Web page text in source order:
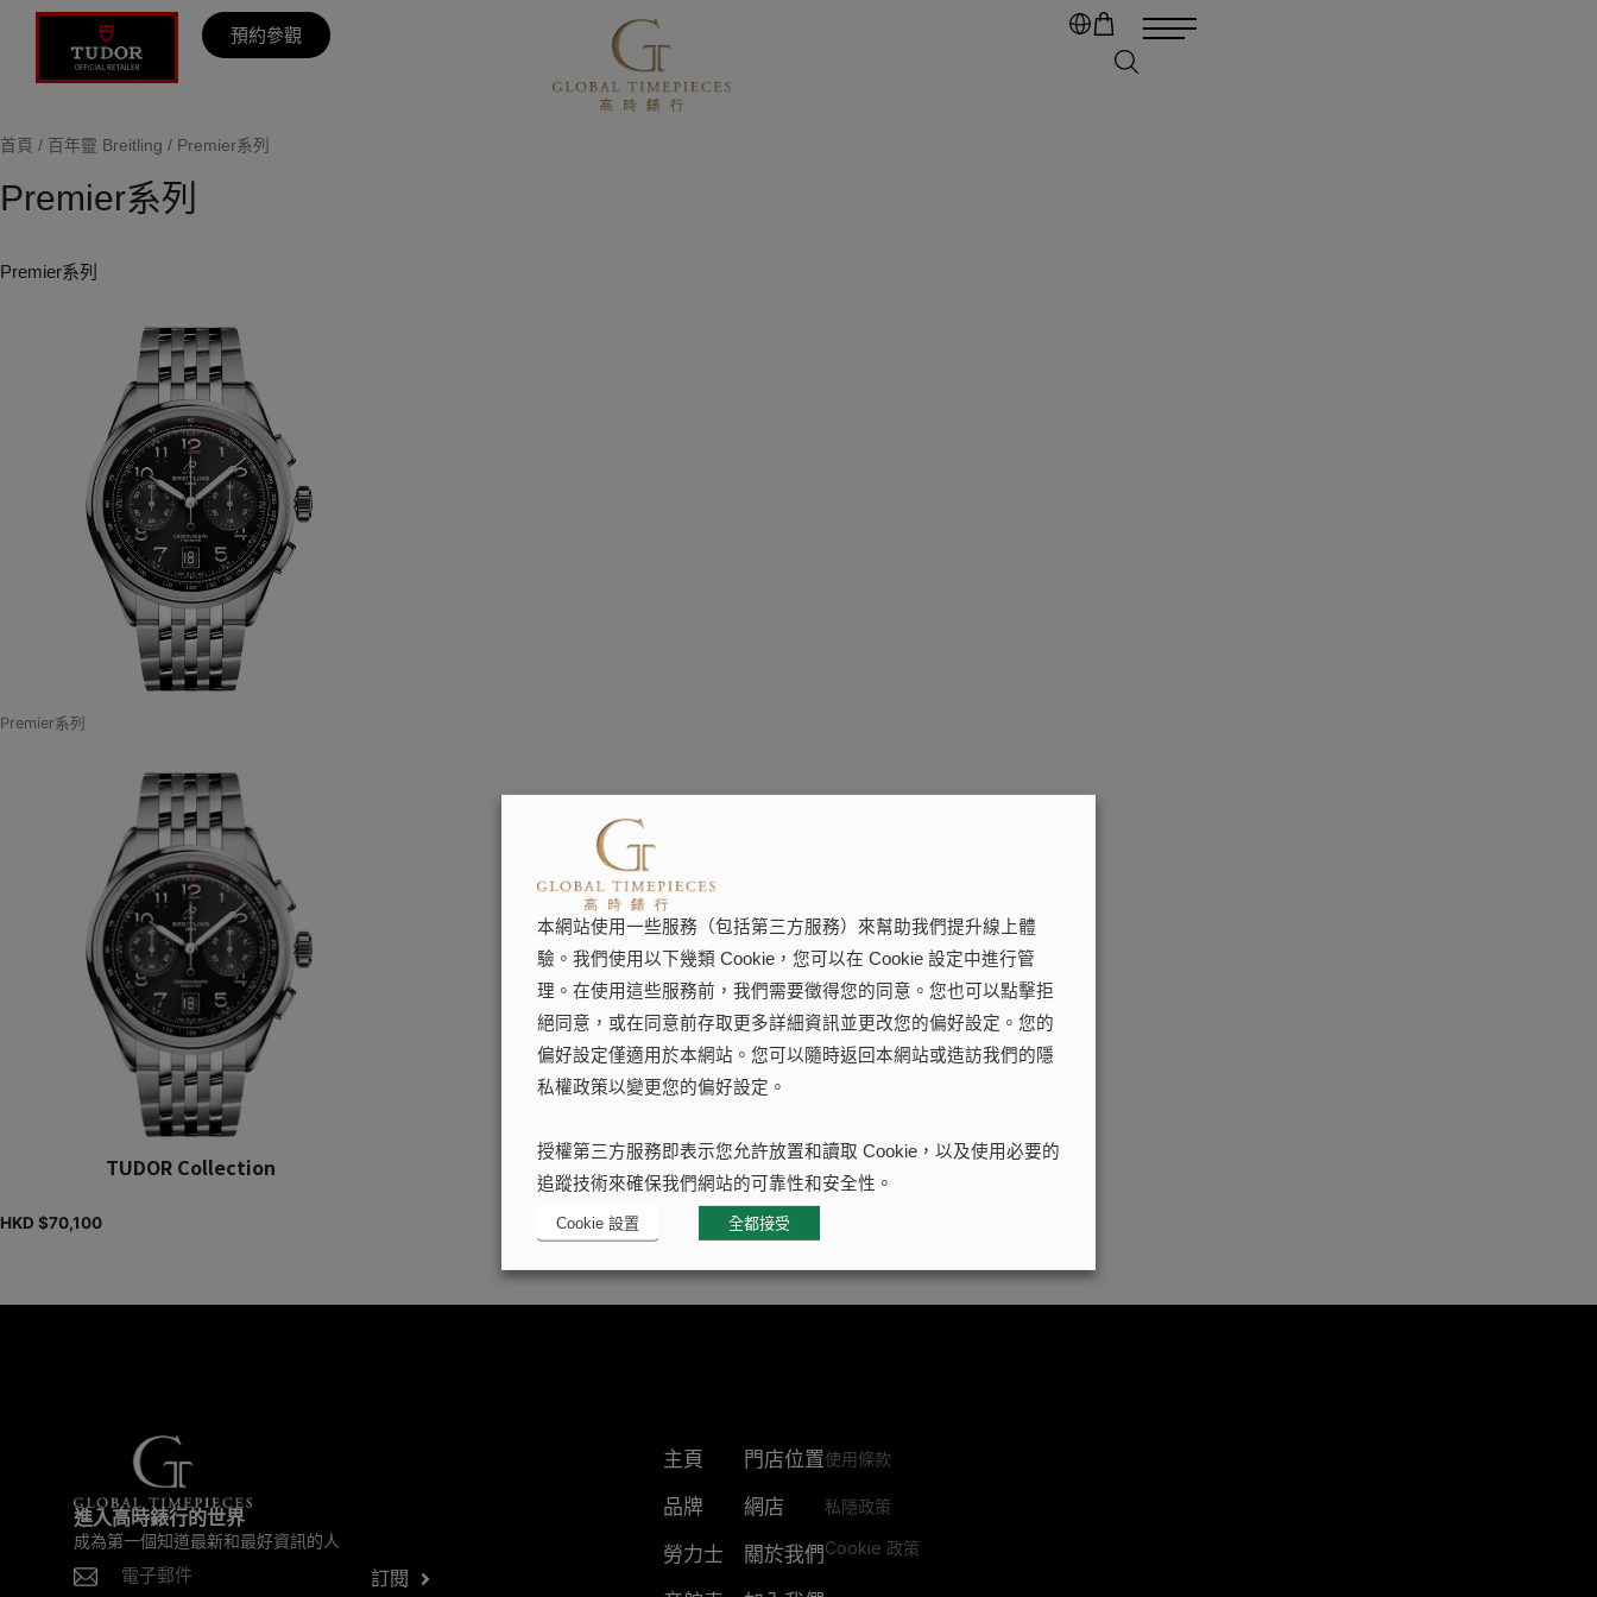
預約參觀
首頁 / 百年靈 Breitling / Premier系列
Premier系列
Premier系列
Premier系列
TUDOR Collection
HKD $70,100
進入高時錶行的世界
成為第一個知道最新和最好資訊的人
訂閱
主頁
品牌
勞力士
門店位置
網店
關於我們
使用條款
私隱政策
Cookie 政策
本網站使用一些服務（包括第三方服務）來幫助我們提升線上體
驗。我們使用以下幾類 Cookie，您可以在 Cookie 設定中進行管
理。在使用這些服務前，我們需要徵得您的同意。您也可以點擊拒
絕同意，或在同意前存取更多詳細資訊並更改您的偏好設定。您的
偏好設定僅適用於本網站。您可以隨時返回本網站或造訪我們的隱
私權政策以變更您的偏好設定。
授權第三方服務即表示您允許放置和讀取 Cookie，以及使用必要的
追蹤技術來確保我們網站的可靠性和安全性。
Cookie 設置 全都接受